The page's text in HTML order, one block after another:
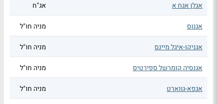
אגלן אגח א אג"ח
אגנוס מניה חו"ל
אגניקו-איגל מיינס מניה חו"ל
אגנסיה קומרשל ספירטיס מניה חו"ל
אגפא-גווארט מניה חו"ל